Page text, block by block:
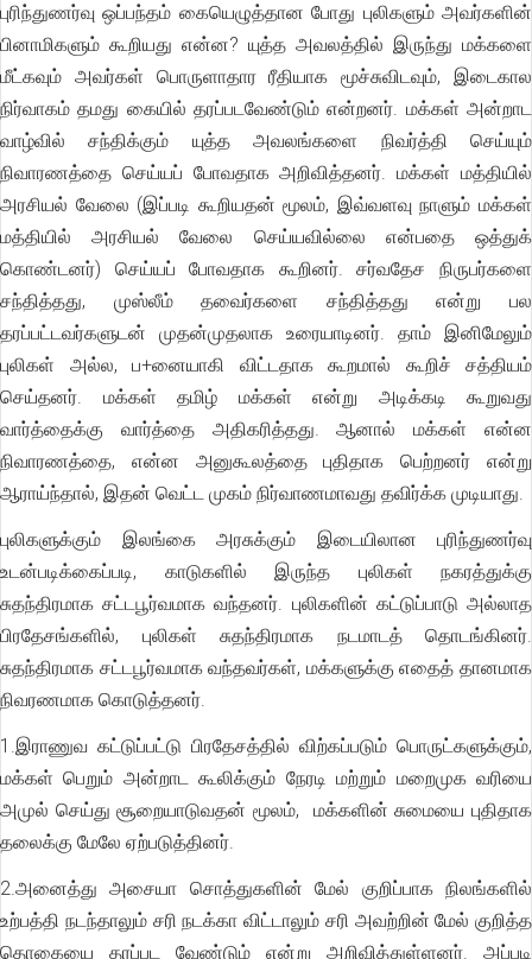
புரிந்துணர்வு ஒப்பந்தம் கையெழுத்தான போது புலிகளும் அவர்களின்
பினாமிகளும் கூறியது என்ன? யுத்த அவலத்தில் இருந்து மக்களை
மீட்கவும் அவர்கள் பொருளாதார ரீதியாக மூச்சுவிடவும், இடைகால
நிர்வாகம் தமது கையில் தரப்படவேண்டும் என்றனர். மக்கள் அன்றாட
வாழ்வில் சந்திக்கும் யுத்த அவலங்களை நிவர்த்தி செய்யும்
நிவாரணத்தை செய்யப் போவதாக அறிவித்தனர். மக்கள் மத்தியில்
அரசியல் வேலை (இப்படி கூறியதன் மூலம், இவ்வளவு நாளும் மக்கள்
மத்தியில் அரசியல் வேலை செய்யவில்லை என்பதை ஒத்துக்
கொண்டனர்) செய்யப் போவதாக கூறினர். சர்வதேச நிருபர்களை
சந்தித்தது, முஸ்லீம் தவைர்களை சந்தித்தது என்று பல
தரப்பட்டவர்களுடன் முதன்முதலாக உரையாடினர். தாம் இனிமேலும்
புலிகள் அல்ல, ப+னையாகி விட்டதாக கூறமால் கூறிச் சத்தியம்
செய்தனர். மக்கள் தமிழ் மக்கள் என்று அடிக்கடி கூறுவது
வார்த்தைக்கு வார்த்தை அதிகரித்தது. ஆனால் மக்கள் என்ன
நிவாரணத்தை, என்ன அனுகூலத்தை புதிதாக பெற்றனர் என்று
ஆராய்ந்தால், இதன் வெட்ட முகம் நிர்வாணமாவது தவிர்க்க முடியாது.
புலிகளுக்கும் இலங்கை அரசுக்கும் இடையிலான புரிந்துணர்வு
உடன்படிக்கைப்படி, காடுகளில் இருந்த புலிகள் நகரத்துக்கு
சுதந்திரமாக சட்டபூர்வமாக வந்தனர். புலிகளின் கட்டுப்பாடு அல்லாத
பிரதேசங்களில், புலிகள் சுதந்திரமாக நடமாடத் தொடங்கினர்.
சுதந்திரமாக சட்டபூர்வமாக வந்தவர்கள், மக்களுக்கு எதைத் தானமாக
நிவரணமாக கொடுத்தனர்.
1.இராணுவ கட்டுப்பட்டு பிரதேசத்தில் விற்கப்படும் பொருட்களுக்கும்,
மக்கள் பெறும் அன்றாட கூலிக்கும் நேரடி மற்றும் மறைமுக வரியை
அமுல் செய்து சூறையாடுவதன் மூலம், மக்களின் சுமையை புதிதாக
தலைக்கு மேலே ஏற்படுத்தினர்.
2.அனைத்து அசையா சொத்துகளின் மேல் குறிப்பாக நிலங்களில்
உற்பத்தி நடந்தாலும் சரி நடக்கா விட்டாலும் சரி அவற்றின் மேல் குறித்த
தொகையை தரப்பட வேண்டும் என்று அறிவித்துள்ளனர். அப்படி